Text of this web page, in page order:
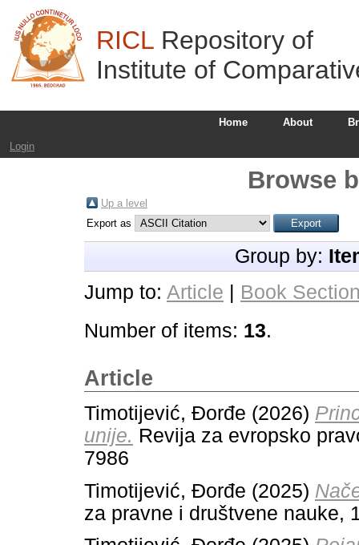
RICL Repository of
Institute of
Home About
Login
Browse
Up a level
Export as
Group by:
Jump to: Article
Book
Number of items: 13.
Article
Timotijević, Đorđe (2026)
unije. Revija za evropsko
7986
Timotijević, Đorđe (2025)
za pravne i društvene nauke,